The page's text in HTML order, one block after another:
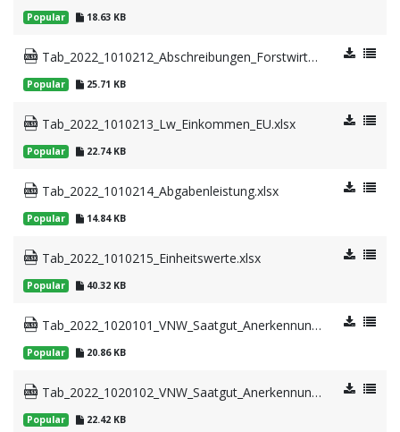
Popular 18.63 KB
Tab_2022_1010212_Abschreibungen_Forstwirtschaft.xlsx
Popular 25.71 KB
Tab_2022_1010213_Lw_Einkommen_EU.xlsx
Popular 22.74 KB
Tab_2022_1010214_Abgabenleistung.xlsx
Popular 14.84 KB
Tab_2022_1010215_Einheitswerte.xlsx
Popular 40.32 KB
Tab_2022_1020101_VNW_Saatgut_Anerkennungsflaechen.xlsx
Popular 20.86 KB
Tab_2022_1020102_VNW_Saatgut_Anerkennungsflaechen_in_BL.xlsx
Popular 22.42 KB